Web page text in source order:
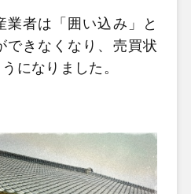
業者は「囲い込み」と
できなくなり、売買状
になりました。